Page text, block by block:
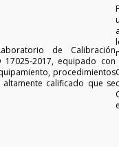
de Calibración
2017, equipado con
procedimientos
calificado que se